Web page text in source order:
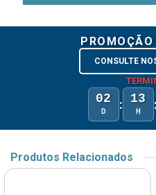
CONSULTE
02
D : 13
H :
Produtos Relacionados